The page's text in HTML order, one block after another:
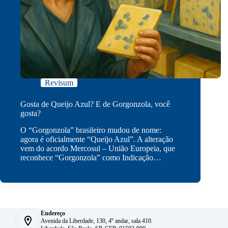
Revisum
Gosta de Queijo Azul? E de Gorgonzola, você
gosta?
O “Gorgonzola” brasileiro mudou de nome:
agora é oficialmente “Queijo Azul”. A alteração
vem do acordo Mercosul – União Europeia, que
reconhece “Gorgonzola” como Indicação…
Endereço
Avenida da Liberdade, 130, 4º andar, sala 410.